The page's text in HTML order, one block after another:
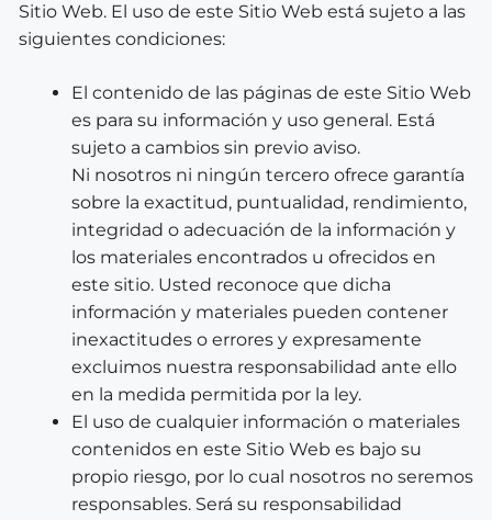
Sitio Web. El uso de este Sitio Web está sujeto a las
siguientes condiciones:
El contenido de las páginas de este Sitio Web
es para su información y uso general. Está
sujeto a cambios sin previo aviso.
Ni nosotros ni ningún tercero ofrece garantía
sobre la exactitud, puntualidad, rendimiento,
integridad o adecuación de la información y
los materiales encontrados u ofrecidos en
este sitio. Usted reconoce que dicha
información y materiales pueden contener
inexactitudes o errores y expresamente
excluimos nuestra responsabilidad ante ello
en la medida permitida por la ley.
El uso de cualquier información o materiales
contenidos en este Sitio Web es bajo su
propio riesgo, por lo cual nosotros no seremos
responsables. Será su responsabilidad